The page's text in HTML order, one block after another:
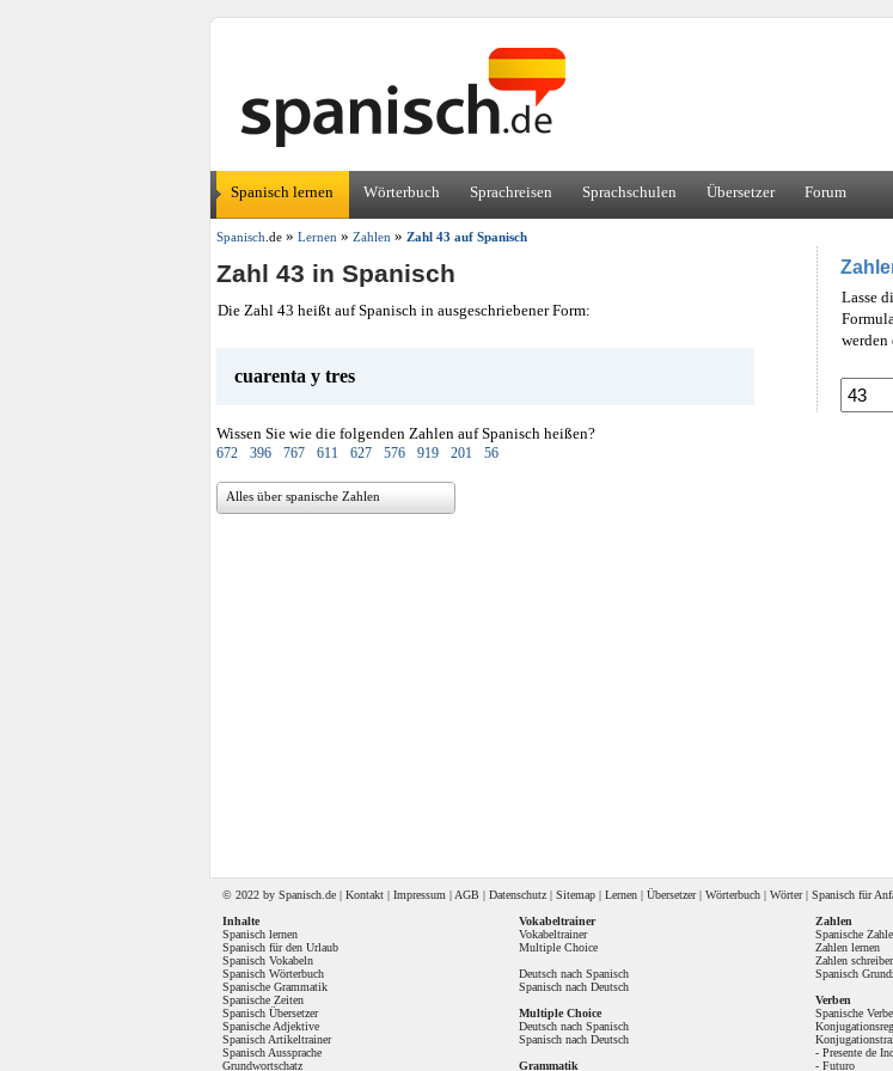
Spanisch lernen Wörterbuch Sprachreisen Sprachschulen Übersetzer Forum
Spanisch .de » Lernen » Zahlen » Zahl 43 auf Spanisch
Zahl 43 in Spanisch
Die Zahl 43 heißt auf Spanisch in ausgeschriebener Form:
cuarenta y tres
Wissen Sie wie die folgenden Zahlen auf Spanisch heißen?
672 396 767 611 627 576 919 201 56
Alles über spanische Zahlen
Lasse
© 2022 by Spanisch .de | Kontakt | Impressum | AGB | Datenschutz | Sitemap | Lernen | Übersetzer| Wörterbuch | Wörter| Spanisch für
Inhalte
Spanisch lernen
Spanisch für den Urlaub
Spanisch Vokabeln
Spanisch Wörterbuch
Spanische Grammatik
Spanische Zeiten
Spanisch Übersetzer
Spanische Adjektive
Spanisch Artikeltrainer
Spanisch Aussprache
Grundwortschatz
Vokabeltrainer
Vokabeltrainer
Multiple Choice
Deutsch nach Spanisch
Spanisch nach Deutsch
Multiple Choice
Deutsch nach Spanisch
Spanisch nach Deutsch
Grammatik
Zahlen
Spanische
Zahlen lernen
Zahlen
Spanisch
Verben
Spanische
- Presente de
- Futuro